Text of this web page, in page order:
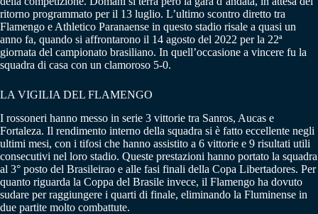
ritorno programmato per il 13 luglio. L’ultimo scontro diretto tra
Flamengo e Athletico Paranaense in questo stadio risale a quasi un
anno fa, quando si affrontarono il 14 agosto del 2022 per la 22ª
giornata del campionato brasiliano. In quell’occasione a vincere fu la
squadra di casa con un clamoroso 5-0.
LA VIGILIA DEL FLAMENGO
I rossoneri hanno messo in serie 3 vittorie tra Sanros, Aucas e
Fortaleza. Il rendimento interno della squadra si è fatto eccellente negli
ultimi mesi, con i tifosi che hanno assistito a 6 vittorie e 9 risultati utili
consecutivi nel loro stadio. Queste prestazioni hanno portato la squadra
al 3° posto del Brasileirao e alle fasi finali della Copa Libertadores. Per
quanto riguarda la Coppa del Brasile invece, il Flamengo ha dovuto
sudare per raggiungere i quarti di finale, eliminando la Fluminense in
due partite molto combattute.